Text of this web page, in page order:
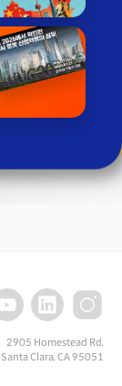
2905 Homestead Rd,
Santa Clara, CA 95051